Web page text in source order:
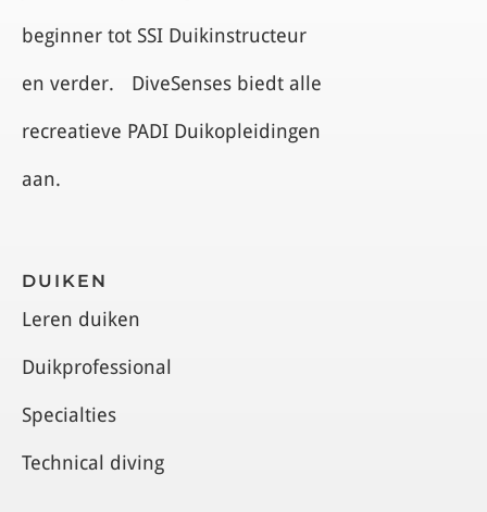
beginner tot SSI Duikinstructeur
en verder. DiveSenses biedt alle
recreatieve PADI Duikopleidingen
aan.
DUIKEN
Leren duiken
Duikprofessional
Specialties
Technical diving